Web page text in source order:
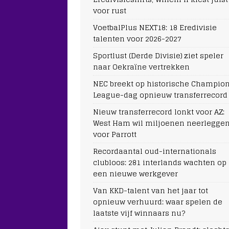
voor rust
VoetbalPlus NEXT18: 18 Eredivisie
talenten voor 2026-2027
Sportlust (Derde Divisie) ziet speler
naar Oekraïne vertrekken
NEC breekt op historische
League-dag opnieuw transferrecord
Nieuw transferrecord lonkt voor AZ:
West Ham wil miljoenen
voor Parrott
Recordaantal oud-internationals
clubloos: 281 interlands wachten op
een nieuwe werkgever
Van KKD-talent van het jaar tot
opnieuw verhuurd: waar spelen de
laatste vijf winnaars nu?